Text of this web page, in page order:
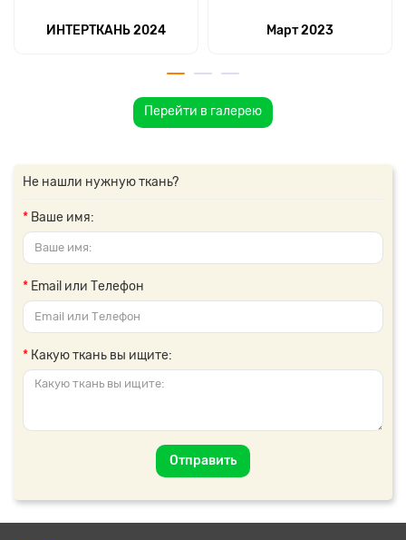
ИНТЕРТКАНЬ 2024 Март 2023
Перейти в галерею
Не нашли нужную ткань?
Ваше имя:
Email или Телефон
Какую ткань вы ищите:
Отправить